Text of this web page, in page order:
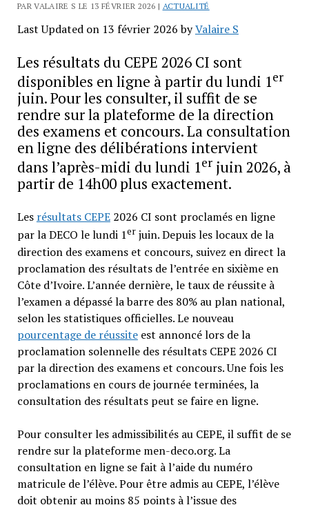
PAR VALAIRE S LE 13 FÉVRIER 2026 | ACTUALITÉ
Last Updated on 13 février 2026 byValaire S
Les résultats du CEPE 2026 CI sont
disponibles en ligne à partir du lundi 1er
juin. Pour les consulter, il suffit de se
rendre sur la plateforme de la direction
des examens et concours. La consultation
en ligne des délibérations intervient
dans l’après-midi du lundi 1erjuin 2026, à
partir de 14h00 plus exactement.
Les résultats CEPE2026 CI sont proclamés en ligne
par la DECO le lundi 1erjuin. Depuis les locaux de la
direction des examens et concours, suivez en direct la
proclamation des résultats de l’entrée en sixième en
Côte d’Ivoire. L’année dernière, le taux de réussite à
l’examen a dépassé la barre des 80% au plan national,
selon les statistiques officielles. Le nouveau
pourcentage de réussiteest annoncé lors de la
proclamation solennelle des résultats CEPE 2026 CI
par la direction des examens et concours. Une fois les
proclamations en cours de journée terminées, la
consultation des résultats peut se faire en ligne.
Pour consulter les admissibilités au CEPE, il suffit de se
rendre sur la plateforme men-deco.org. La
consultation en ligne se fait à l’aide du numéro
matricule de l’élève. Pour être admis au CEPE, l’élève
doit obtenir au moins 85 points à l’issue des